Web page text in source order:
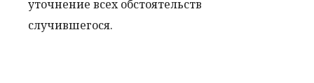
уточнение всех обстоятельств
случившегося.